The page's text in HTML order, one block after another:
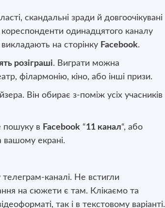
скандальні зради й довгоочікувані
одинадцятого каналу
на сторінку Facebook.
розіграші. Виграти можна
філармонію, кіно, або інші призи.
. Він обирає з-поміж усіх учасників
пошуку в Facebook “11 канал“, або
вашому екрані.
каналі. Не встигли
на сюжети є там. Клікаємо та
так і в текстовому варіанті.